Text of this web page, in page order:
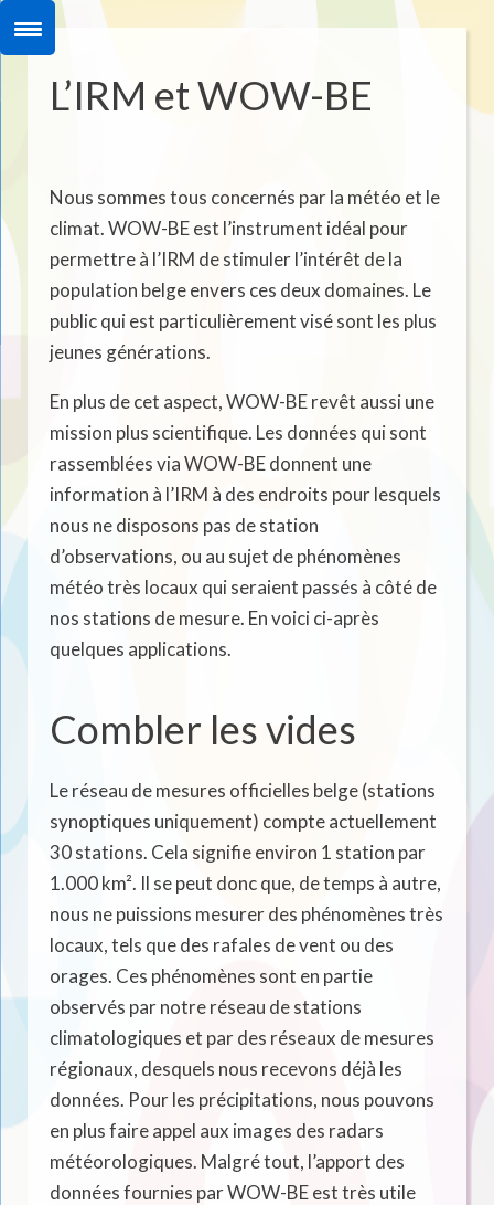
L’IRM et WOW-BE
Nous sommes tous concernés par la météo et le
climat. WOW-BE est l’instrument idéal pour
permettre à l’IRM de stimuler l’intérêt de la
population belge envers ces deux domaines. Le
public qui est particulièrement visé sont les plus
jeunes générations.
En plus de cet aspect, WOW-BE revêt aussi une
mission plus scientifique. Les données qui sont
rassemblées via WOW-BE donnent une
information à l’IRM à des endroits pour lesquels
nous ne disposons pas de station
d’observations, ou au sujet de phénomènes
météo très locaux qui seraient passés à côté de
nos stations de mesure. En voici ci-après
quelques applications.
Combler les vides
Le réseau de mesures officielles belge (stations
synoptiques uniquement) compte actuellement
30 stations. Cela signifie environ 1 station par
1.000 km². Il se peut donc que, de temps à autre,
nous ne puissions mesurer des phénomènes très
locaux, tels que des rafales de vent ou des
orages. Ces phénomènes sont en partie
observés par notre réseau de stations
climatologiques et par des réseaux de mesures
régionaux, desquels nous recevons déjà les
données. Pour les précipitations, nous pouvons
en plus faire appel aux images des radars
météorologiques. Malgré tout, l’apport des
données fournies par WOW-BE est très utile